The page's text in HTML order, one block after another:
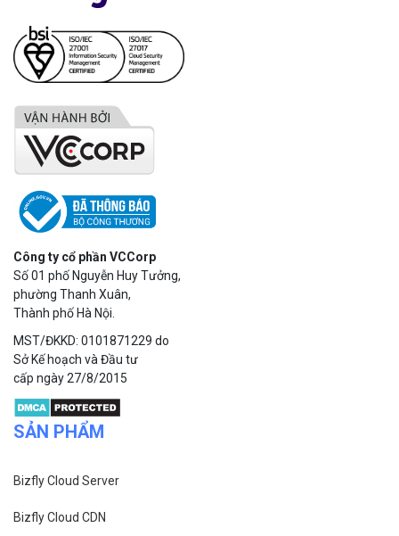
Công ty cổ phần VCCorp
Số 01 phố Nguyễn Huy Tưởng,
phường Thanh Xuân,
Thành phố Hà Nội.
MST/ĐKKD: 0101871229 do
Sở Kế hoạch và Đầu tư
cấp ngày 27/8/2015
SẢN PHẨM
Bizfly Cloud Server
Bizfly Cloud CDN